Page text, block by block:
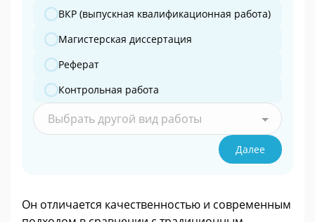
ВКР (выпускная квалификационная работа)
Магистерская диссертация
Реферат
Контрольная работа
Выбрать другой вид работы
Далее
Он отличается качественностью и современным